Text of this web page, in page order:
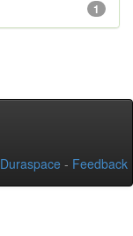
1
Duraspace - Feedback